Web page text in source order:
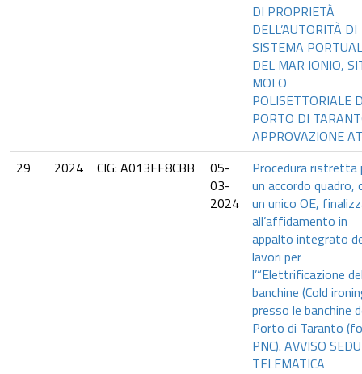
DI PROPRIETÀ
DELL’AUTORITÀ DI
SISTEMA
DEL MAR IONIO,
MOLO
POLISETTORIALE
PORTO DI
APPROVAZIONE
29
2024 CIG: A013FF8CBB
05-
03-
2024
Procedura ristretta
un accordo quadro,
un unico OE,
all’affidamento in
appalto integrato
lavori per
l’“Elettrificazione
banchine (Cold
presso le banchine
Porto di Taranto
PNC). AVVISO
TELEMATICA